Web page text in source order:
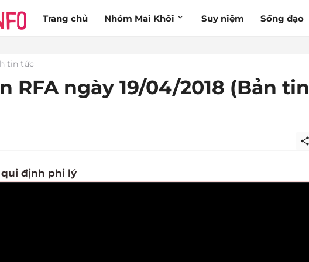
Trang chủ Nhóm Mai Khôi Suy niệm Sống đạo
tin tức
RFA ngày 19/04/2018 (Bản tin
định phi lý